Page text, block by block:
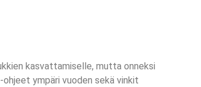
kasvattamiselle, mutta onneksi
ympäri vuoden sekä vinkit